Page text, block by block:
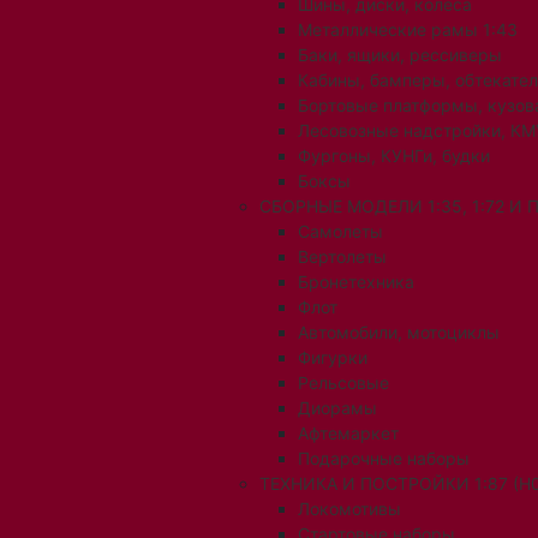
Шины, диски, колеса
Металлические рамы 1:43
Баки, ящики, рессиверы
Кабины, бамперы,
Бортовые платформы,
Лесовозные надстройки,
Фургоны, КУНГи, будки
Боксы
СБОРНЫЕ МОДЕЛИ 1:35, 1:72 И
Самолеты
Вертолеты
Бронетехника
Флот
Автомобили, мотоциклы
Фигурки
Рельсовые
Диорамы
Афтемаркет
Подарочные наборы
ТЕХНИКА И ПОСТРОЙКИ 1:87
Локомотивы
Стартовые наборы